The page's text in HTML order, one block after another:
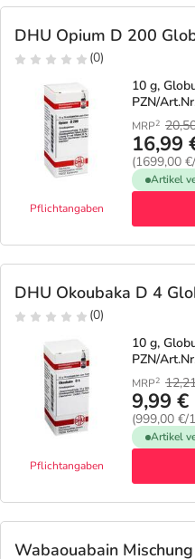
DHU Opium D 200
(0)
Pflichtangaben
10 g,
PZN/
MRP2
16,99
(1699,00
Artikel
DHU Okoubaka D 4
(0)
Pflichtangaben
10 g,
PZN/
MRP2
9,99 €
(999,00 €/
Artikel
Wabaouabain Mischung